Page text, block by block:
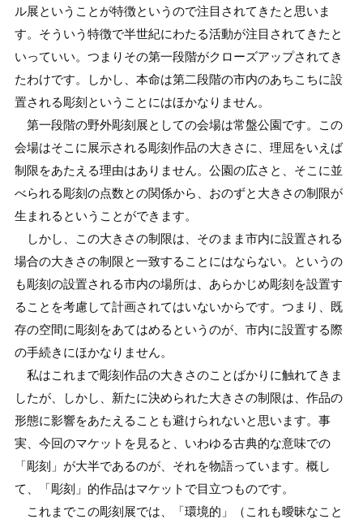
ル展ということが特徴というので注目されてきたと思いま
す。そういう特徴で半世紀にわたる活動が注目されてきたと
いっていい。つまりその第一段階がクローズアップされてき
たわけです。しかし、本命は第二段階の市内のあちこちに設
置される彫刻ということにはほかなりません。
第一段階の野外彫刻展としての会場は常盤公園です。この
会場はそこに展示される彫刻作品の大きさに、理屈をいえば
制限をあたえる理由はありません。公園の広さと、そこに並
べられる彫刻の点数との関係から、おのずと大きさの制限が
生まれるということができます。
しかし、この大きさの制限は、そのまま市内に設置される
場合の大きさの制限と一致することにはならない。というの
も彫刻の設置される市内の場所は、あらかじめ彫刻を設置す
ることを考慮して計画されてはいないからです。つまり、既
存の空間に彫刻をあてはめるというのが、市内に設置する際
の手続きにほかなりません。
私はこれまで彫刻作品の大きさのことばかりに触れてきま
したが、しかし、新たに決められた大きさの制限は、作品の
形態に影響をあたえることも避けられないと思います。事
実、今回のマケットを見ると、いわゆる古典的な意味での
「彫刻」が大半であるのが、それを物語っています。概し
て、「彫刻」的作品はマケットで目立つものです。
これまでこの彫刻展では、「環境的」（これも曖昧なこと